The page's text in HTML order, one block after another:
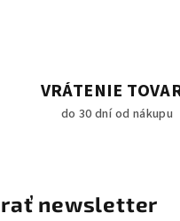
VRÁTENIE
do 30 dní od nákupu
newsletter